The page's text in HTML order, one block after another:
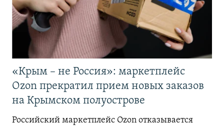
«Крым – не Россия»: маркетплейс
Ozon прекратил прием новых заказов
на Крымском полуострове
Российский маркетплейс Ozon отказывается